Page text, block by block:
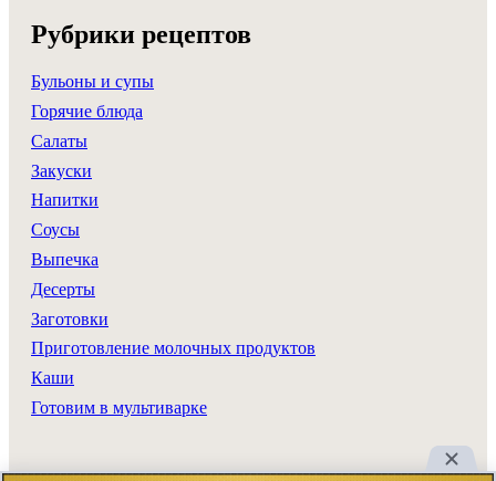
Рубрики рецептов
Бульоны и супы
Горячие блюда
Салаты
Закуски
Напитки
Соусы
Выпечка
Десерты
Заготовки
Приготовление молочных продуктов
Каши
Готовим в мультиварке